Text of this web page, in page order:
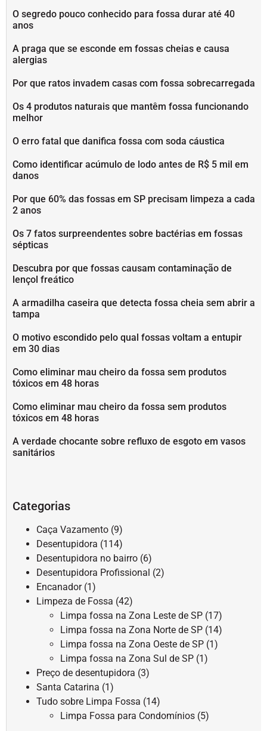
O segredo pouco conhecido para fossa durar até 40
anos
A praga que se esconde em fossas cheias e causa
alergias
Por que ratos invadem casas com fossa sobrecarregada
Os 4 produtos naturais que mantêm fossa funcionando
melhor
O erro fatal que danifica fossa com soda cáustica
Como identificar acúmulo de lodo antes de R$ 5 mil em
danos
Por que 60% das fossas em SP precisam limpeza a cada
2 anos
Os 7 fatos surpreendentes sobre bactérias em fossas
sépticas
Descubra por que fossas causam contaminação de
lençol freático
A armadilha caseira que detecta fossa cheia sem abrir a
tampa
O motivo escondido pelo qual fossas voltam a entupir
em 30 dias
Como eliminar mau cheiro da fossa sem produtos
tóxicos em 48 horas
Como eliminar mau cheiro da fossa sem produtos
tóxicos em 48 horas
A verdade chocante sobre refluxo de esgoto em vasos
sanitários
Categorias
Caça Vazamento (9)
Desentupidora (114)
Desentupidora no bairro (6)
Desentupidora Profissional (2)
Encanador(1)
Limpeza de Fossa (42)
Limpa fossa na Zona Leste de SP (17)
Limpa fossa na Zona Norte de SP (14)
Limpa fossa na Zona Oeste de SP (1)
Limpa fossa na Zona Sul de SP (1)
Preço de desentupidora (3)
Santa Catarina (1)
Tudo sobre Limpa Fossa (14)
Limpa Fossa para Condomínios (5)